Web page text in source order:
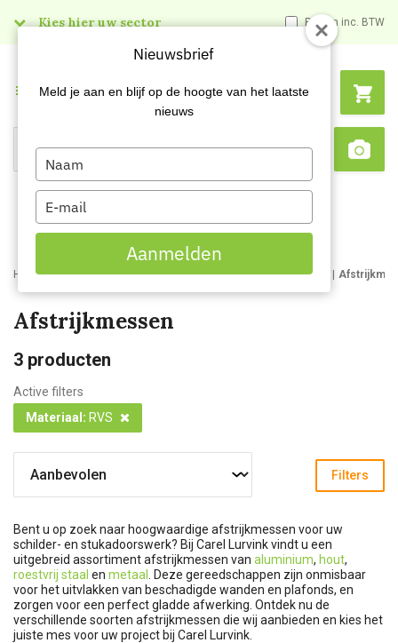
Kies hier uw sector Prijzen inc. BTW
Search
Menu
Home Webshop Schildersartikelen Schildersbenodigdheden
Afstrijkmessen
3 producten
Active filters
Materiaal : RVS
Filters
Bent u op zoek naar hoogwaardige afstrijkmessen voor uw
schilder- en stukadoorswerk? Bij Carel Lurvink vindt u een
uitgebreid assortiment afstrijkmessen van aluminium, hout,
roestvrij staal en metaal
. Deze gereedschappen zijn onmisbaar
voor het uitvlakken van beschadigde wanden en plafonds, en
zorgen voor een perfect gladde afwerking. Ontdek nu de
verschillende soorten afstrijkmessen die wij aanbieden en kies het
juiste mes voor uw project bij Carel Lurvink.
Nieuwsbrief
Meld je aan en blijf op de hoogte van het laatste
nieuws
Type
your
name
Type
your
email
Aanmelden